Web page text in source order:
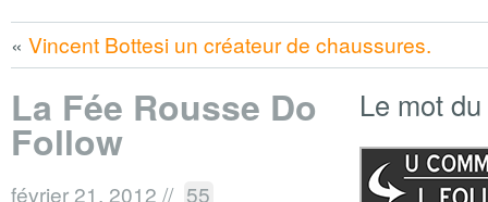
« Vincent Bottesi un créateur de chaussures.
La Fée Rousse Do
Follow
février 21, 2012 // 55
Le mot